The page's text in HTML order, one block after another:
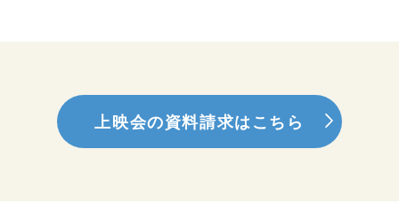
上映会の資料請求はこちら